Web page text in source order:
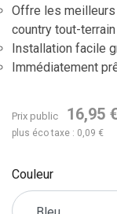
Offre les
country tout-
Installation facile
Immédiatement
Prix public 16,95 €
plus éco taxe : 0,09 €
Couleur